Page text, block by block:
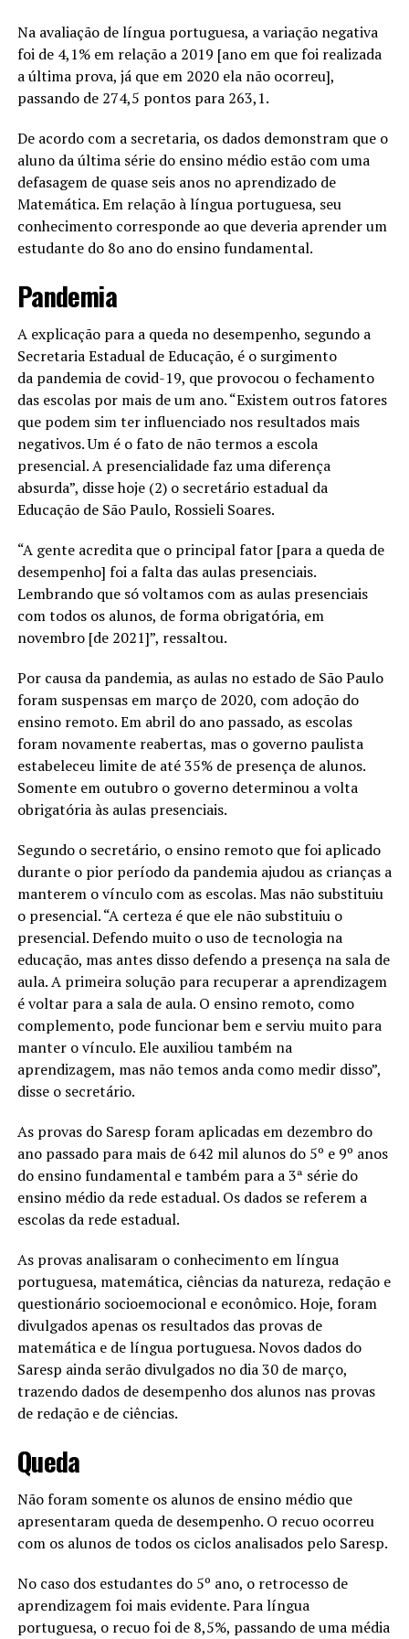
Na avaliação de língua portuguesa, a variação negativa
foi de 4,1% em relação a 2019 [ano em que foi realizada
a última prova, já que em 2020 ela não ocorreu],
passando de 274,5 pontos para 263,1.
De acordo com a secretaria, os dados demonstram que o
aluno da última série do ensino médio estão com uma
defasagem de quase seis anos no aprendizado de
Matemática. Em relação à língua portuguesa, seu
conhecimento corresponde ao que deveria aprender um
estudante do 8o ano do ensino fundamental.
Pandemia
A explicação para a queda no desempenho, segundo a
Secretaria Estadual de Educação, é o surgimento
da pandemia de covid-19, que provocou o fechamento
das escolas por mais de um ano. “Existem outros fatores
que podem sim ter influenciado nos resultados mais
negativos. Um é o fato de não termos a escola
presencial. A presencialidade faz uma diferença
absurda”, disse hoje (2) o secretário estadual da
Educação de São Paulo, Rossieli Soares.
“A gente acredita que o principal fator [para a queda de
desempenho] foi a falta das aulas presenciais.
Lembrando que só voltamos com as aulas presenciais
com todos os alunos, de forma obrigatória, em
novembro [de 2021]”, ressaltou.
Por causa da pandemia, as aulas no estado de São Paulo
foram suspensas em março de 2020, com adoção do
ensino remoto. Em abril do ano passado, as escolas
foram novamente reabertas, mas o governo paulista
estabeleceu limite de até 35% de presença de alunos.
Somente em outubro o governo determinou a volta
obrigatória às aulas presenciais.
Segundo o secretário, o ensino remoto que foi aplicado
durante o pior período da pandemia ajudou as crianças a
manterem o vínculo com as escolas. Mas não substituiu
o presencial. “A certeza é que ele não substituiu o
presencial. Defendo muito o uso de tecnologia na
educação, mas antes disso defendo a presença na sala de
aula. A primeira solução para recuperar a aprendizagem
é voltar para a sala de aula. O ensino remoto, como
complemento, pode funcionar bem e serviu muito para
manter o vínculo. Ele auxiliou também na
aprendizagem, mas não temos anda como medir disso”,
disse o secretário.
As provas do Saresp foram aplicadas em dezembro do
ano passado para mais de 642 mil alunos do 5º e 9º anos
do ensino fundamental e também para a 3ª série do
ensino médio da rede estadual. Os dados se referem a
escolas da rede estadual.
As provas analisaram o conhecimento em língua
portuguesa, matemática, ciências da natureza, redação e
questionário socioemocional e econômico. Hoje, foram
divulgados apenas os resultados das provas de
matemática e de língua portuguesa. Novos dados do
Saresp ainda serão divulgados no dia 30 de março,
trazendo dados de desempenho dos alunos nas provas
de redação e de ciências.
Queda
Não foram somente os alunos de ensino médio que
apresentaram queda de desempenho. O recuo ocorreu
com os alunos de todos os ciclos analisados pelo Saresp.
No caso dos estudantes do 5º ano, o retrocesso de
aprendizagem foi mais evidente. Para língua
portuguesa, o recuo foi de 8,5%, passando de uma média